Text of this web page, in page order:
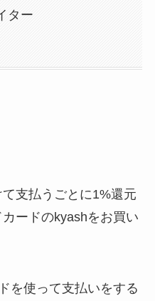
ター
支払うごとに1%還元
ードのkyashをお買い
を使って支払いをする